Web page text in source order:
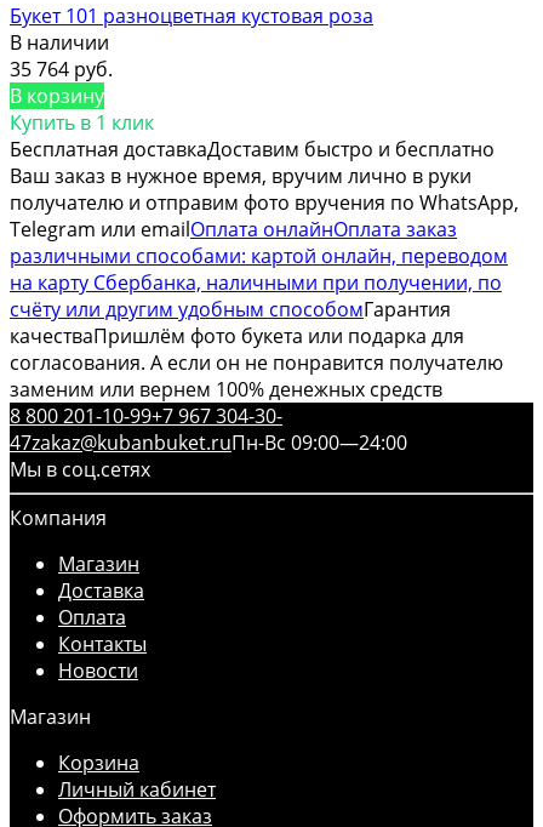
Букет 101 разноцветная кустовая роза
В наличии
35 764 руб.
В корзину
Купить в 1 клик
Бесплатная доставкаДоставим быстро и бесплатно
Ваш заказ в нужное время, вручим лично в руки
получателю и отправим фото вручения по WhatsApp,
Telegram или emailОплата онлайнОплата заказ
различными способами: картой онлайн, переводом
на карту Сбербанка, наличными при получении, по
счёту или другим удобным способомГарантия
качестваПришлём фото букета или подарка для
согласования. А если он не понравится получателю
заменим или вернем 100% денежных средств
8 800 201-10-99+7 967 304-30-
47zakaz@kubanbuket.ruПн-Вс 09:00—24:00
Мы в соц.сетях
Компания
Магазин
Доставка
Оплата
Контакты
Новости
Магазин
Корзина
Личный кабинет
Оформить заказ